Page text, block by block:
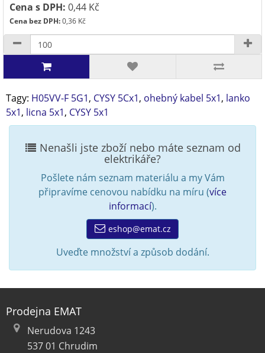
Cena s DPH: 0,44 Kč
Cena bez DPH:0,36 Kč
Tagy: H05VV-F 5G1, CYSY 5Cx1, ohebný kabel 5x1, lanko
5x1, licna 5x1, CYSY 5x1
Nenašli jste zboží nebo máte seznam od
elektrikáře?
Pošlete nám seznam materiálu a my Vám
připravíme cenovou nabídku na míru (více
informací).
eshop@emat.cz
Uveďte množství a způsob dodání.
Prodejna EMAT
Nerudova 1243
537 01 Chrudim